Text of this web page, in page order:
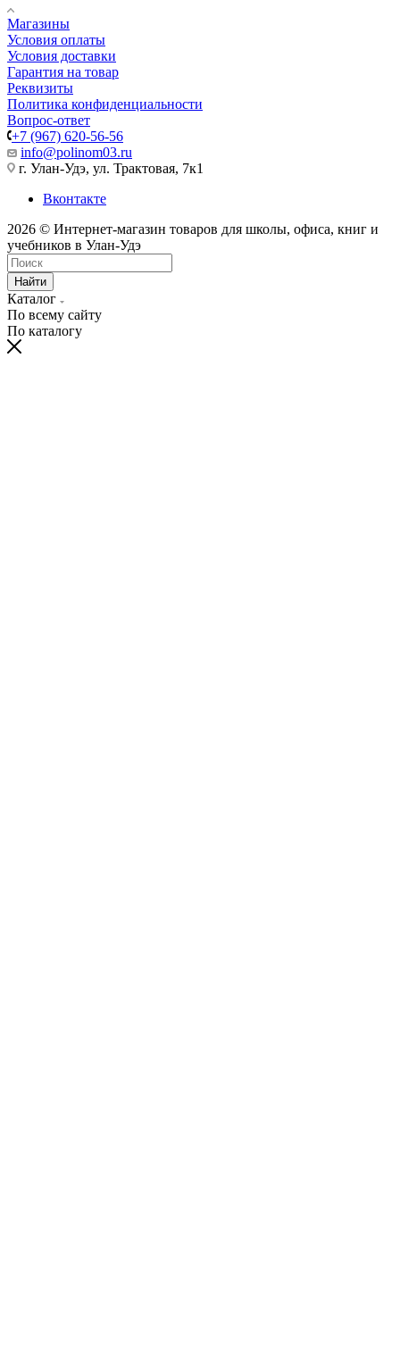
Магазины
Условия оплаты
Условия доставки
Гарантия на товар
Реквизиты
Политика конфиденциальности
Вопрос-ответ
+7 (967) 620-56-56
info@polinom03.ru
г. Улан-Удэ, ул. Трактовая, 7к1
Вконтакте
2026 © Интернет-магазин товаров для школы, офиса, книг и
учебников в Улан-Удэ
Найти
Каталог
По всему сайту
По каталогу